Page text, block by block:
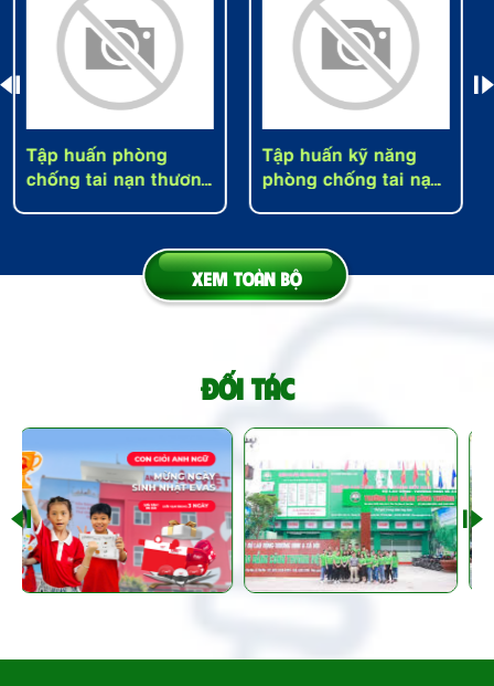
Tập huấn kỹ năng
phòng chống tai nạn
tỉnh Bình Phước
Xem thêm
Tập huấn phòng
chống tai nạn thương
XEM TOÀN BỘ
ĐỐI TÁC